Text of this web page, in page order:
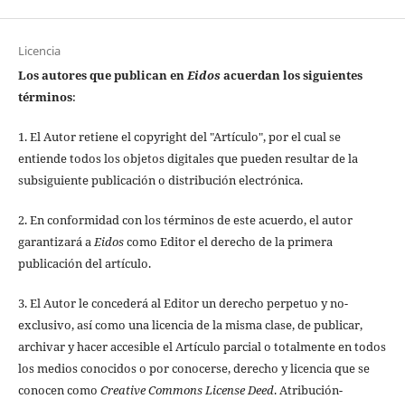
Licencia
Los autores que publican enEidosacuerdan los siguientes
términos:
1. El Autor retiene el copyright del "Artículo", por el cual se
entiende todos los objetos digitales que pueden resultar de la
subsiguiente publicación o distribución electrónica.
2. En conformidad con los términos de este acuerdo, el autor
garantizará aEidoscomo Editor el derecho de la primera
publicación del artículo.
3. El Autor le concederá al Editor un derecho perpetuo y no-
exclusivo, así como una licencia de la misma clase, de publicar,
archivar y hacer accesible el Artículo parcial o totalmente en todos
los medios conocidos o por conocerse, derecho y licencia que se
conocen como Creative Commons License Deed. Atribución-